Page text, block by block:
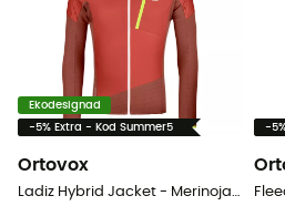
Ekodesignad
-5% Extra - Kod Summer5
Ortovox
Ladiz Hybrid Jacket - Merinojacka - Herrer
-